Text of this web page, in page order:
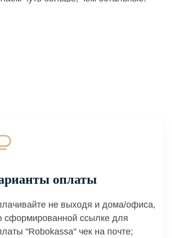
оплаты
не выходя и дома/офиса,
сформированной ссылке для
"Robokassa" чек на почте;